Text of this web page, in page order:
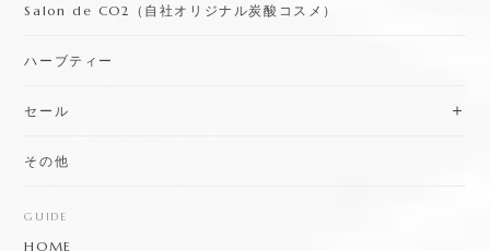
Salon de CO2（自社オリジナル炭酸コスメ）
ハーブティー
セール
その他
GUIDE
HOME